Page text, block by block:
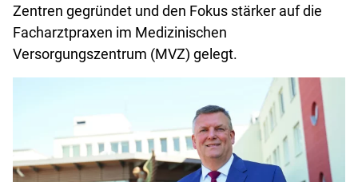
Zentren gegründet und den Fokus stärker auf die
Facharztpraxen im Medizinischen
Versorgungszentrum (MVZ) gelegt.